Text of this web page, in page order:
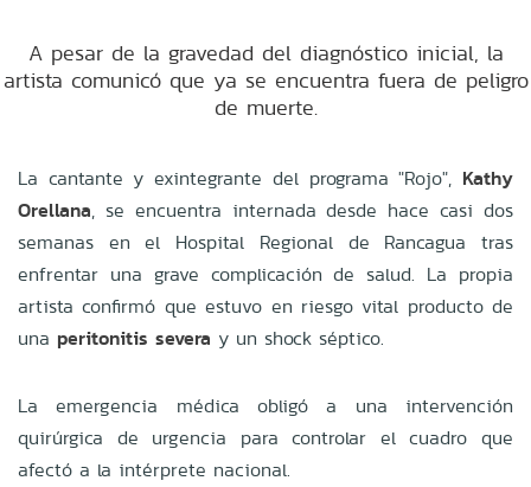
A pesar de la gravedad del diagnóstico inicial, la
artista comunicó que ya se encuentra fuera de peligro
de muerte.
La cantante y exintegrante del programa "Rojo", Kathy
Orellana, se encuentra internada desde hace casi dos
semanas en el Hospital Regional de Rancagua tras
enfrentar una grave complicación de salud. La propia
artista confirmó que estuvo en riesgo vital producto de
una peritonitis severa y un shock séptico.
La emergencia médica obligó a una intervención
quirúrgica de urgencia para controlar el cuadro que
afectó a la intérprete nacional.